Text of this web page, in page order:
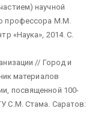
научной
профессора М.М.
«Наука», 2014. С.
// Город и
материалов
посвященной 100-
С.М. Стама. Саратов: